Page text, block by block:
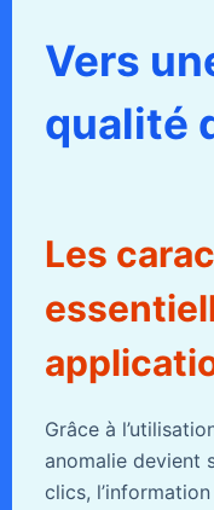
Vers
qualité
Les
Grâce à
anomalie devient
clics,